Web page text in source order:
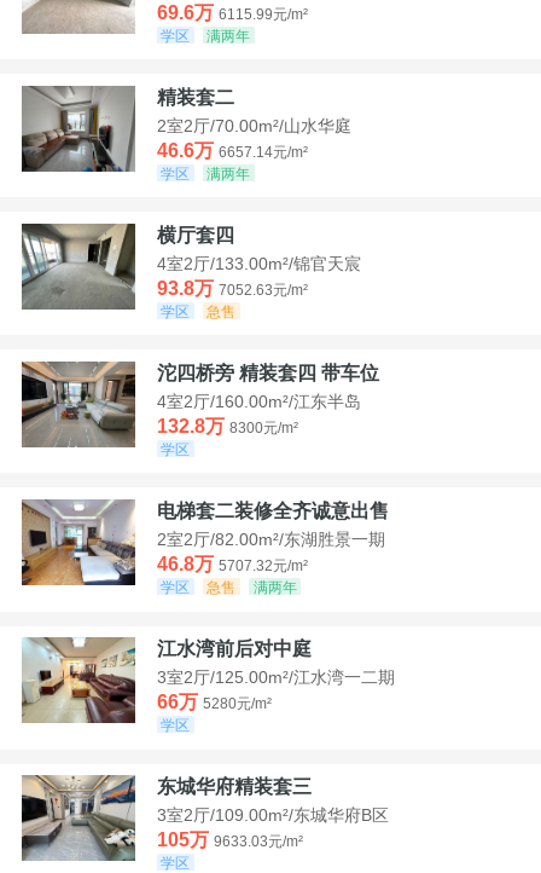
69.6万 6115.99元/m²
学区
满两年
精装套二
2室2厅/70.00m²/山水华庭
46.6万 6657.14元/m²
学区
满两年
横厅套四
4室2厅/133.00m²/锦官天宸
93.8万 7052.63元/m²
学区
急售
沱四桥旁 精装套四 带车位
4室2厅/160.00m²/江东半岛
132.8万 8300元/m²
学区
电梯套二装修全齐诚意出售
2室2厅/82.00m²/东湖胜景一期
46.8万 5707.32元/m²
学区
急售 满两年
江水湾前后对中庭
3室2厅/125.00m²/江水湾一二期
66万 5280元/m²
学区
东城华府精装套三
3室2厅/109.00m²/东城华府B区
105万 9633.03元/m²
学区